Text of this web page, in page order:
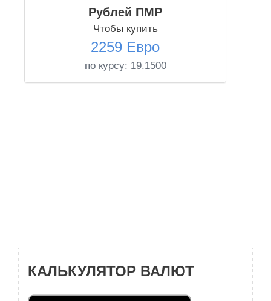
Рублей ПМР
Чтобы купить
2259 Евро
по курсу: 19.1500
КАЛЬКУЛЯТОР ВАЛЮТ